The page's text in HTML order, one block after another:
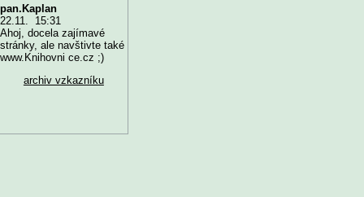
pan.Kaplan
22.11. 15:31
Ahoj, docela zajímavé
stránky, ale navštivte také
www.Knihovni ce.cz ;)
archiv vzkazníku